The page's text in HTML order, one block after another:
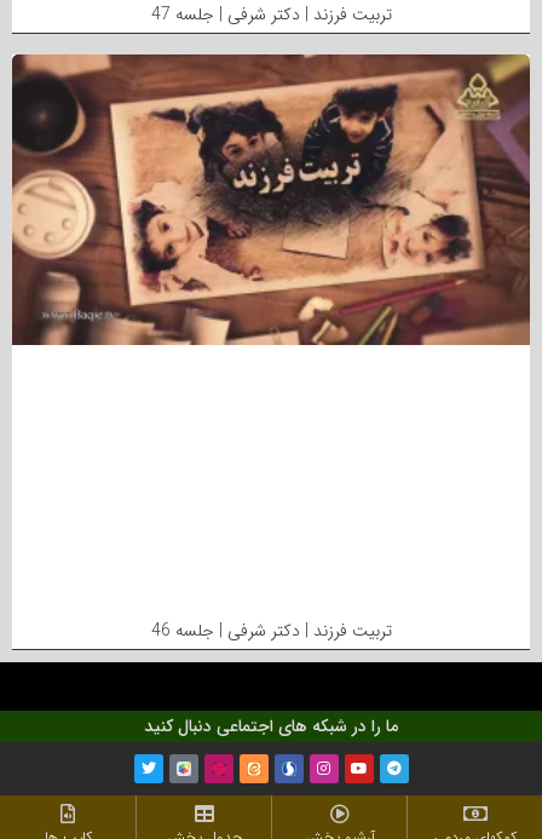
تربیت فرزند | دکتر شرفی | جلسه 47
تربیت فرزند | دکتر شرفی | جلسه 46
ما را در شبکه های اجتماعی دنبال کنید